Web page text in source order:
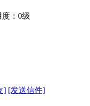
：0级
] [发送信件]